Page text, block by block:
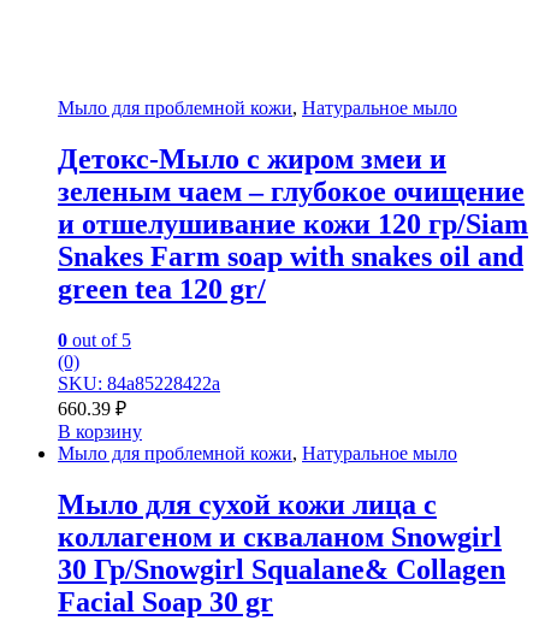
Мыло для проблемной кожи, Натуральное мыло
Детокс-Мыло с жиром змеи и
зеленым чаем – глубокое очищение
и отшелушивание кожи 120 гр/Siam
Snakes Farm soap with snakes oil and
green tea 120 gr/
0 out of 5
(0)
SKU: 84a85228422a
660.39 ₽
В корзину
Мыло для проблемной кожи, Натуральное мыло
Мыло для сухой кожи лица с
коллагеном и скваланом Snowgirl
30 Гр/Snowgirl Squalane& Collagen
Facial Soap 30 gr